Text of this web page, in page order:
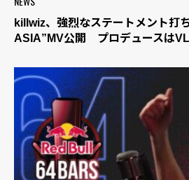
killwiz、強烈なステートメント打
ASIA”MV公開 プロデュースは